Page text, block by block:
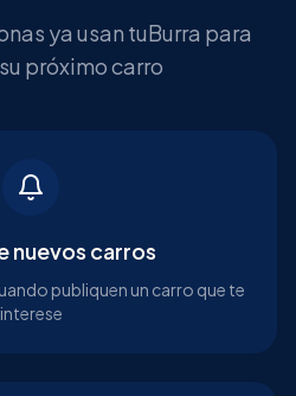
ya usan tuBurra para
próximo carro
nuevos carros
publiquen un carro que te
interese